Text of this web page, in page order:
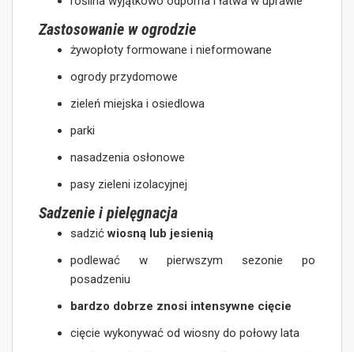
Zastosowanie w ogrodzie
żywopłoty formowane i nieformowane
ogrody przydomowe
zieleń miejska i osiedlowa
parki
nasadzenia osłonowe
pasy zieleni izolacyjnej
Sadzenie i pielęgnacja
sadzićwiosną lub jesienią
podlewać w pierwszym sezonie po
posadzeniu
bardzo dobrze znosi intensywne cięcie
cięcie wykonywać od wiosny do połowy lata